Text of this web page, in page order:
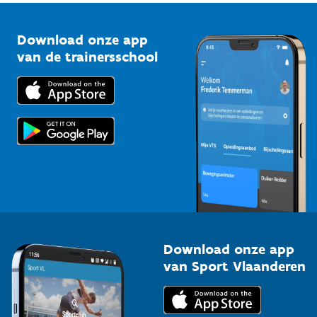
Bedrijven
Trainers en begeleiders
Topsporters
Vlaamse Trainersschool
Kennisplatform
Downloads
Voor de pers
Download onze app
van de trainersschool
Download onze app
van Sport Vlaanderen